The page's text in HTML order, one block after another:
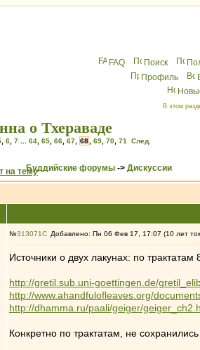
FAQ Поиск
Профиль
В этом
о Тхераваде
6 7 64 65 66 67 68 69 70 71 След.
Буддийские форумы -> Дискуссии
№313071 Добавлено: Пн 06 Фев 17, 17:07 (10 лет
Источники о двух лакунах: по
http://gretil.sub.uni-goettingen.de/
http://www.ahandfulofleaves.org/
http://dhamma.ru/paali/geiger/
Конкретно по трактатам, не